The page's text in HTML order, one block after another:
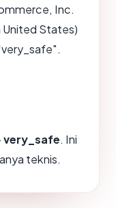
Inc.
States)
very_safe. Ini
teknis.